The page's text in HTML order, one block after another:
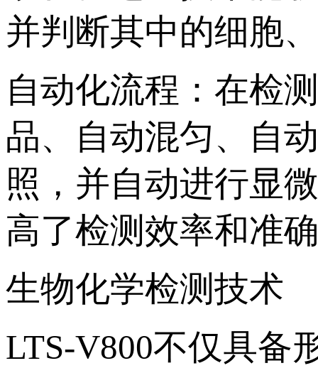
并判断其中的细胞
自动化流程：在检
品、自动混匀、自
照，并自动进行
高了检测效率和准确性
生物化学检测技术
LTS-V800不仅具备